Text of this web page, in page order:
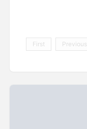
First Previous